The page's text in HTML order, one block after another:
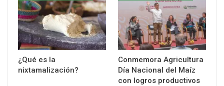
¿Qué es la
nixtamalización?
Conmemora Agricultura
Día Nacional del Maíz
con logros productivos